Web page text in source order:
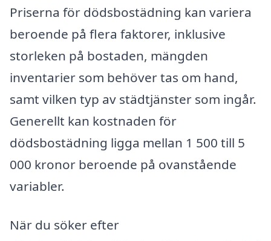
Priserna för dödsbostädning kan variera
beroende på flera faktorer, inklusive
storleken på bostaden, mängden
inventarier som behöver tas om hand,
samt vilken typ av städtjänster som ingår.
Generellt kan kostnaden för
dödsbostädning ligga mellan 1 500 till 5
000 kronor beroende på ovanstående
variabler.
När du söker efter